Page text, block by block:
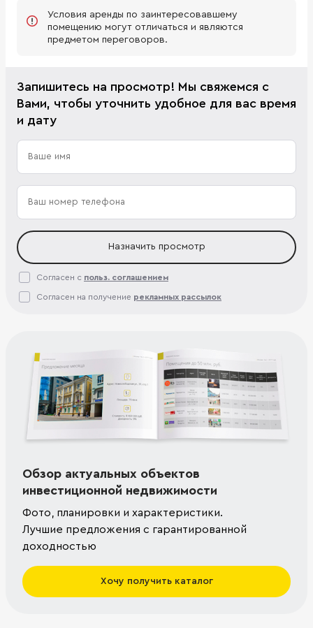
Условия аренды по заинтересовавшему
помещению могут отличаться и являются
предметом переговоров.
Запишитесь на просмотр! Мы свяжемся с
Вами, чтобы уточнить удобное для вас время
и дату
Назначить просмотр
Согласен с польз. соглашением
Согласен на получение рекламных рассылок
Обзор актуальных объектов
инвестиционной недвижимости
Фото, планировки и характеристики.
Лучшие предложения с гарантированной
доходностью
Хочу получить каталог